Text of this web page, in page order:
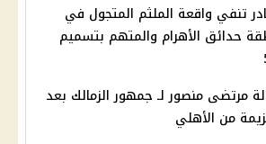
تنفي واقعة الملثم المتجول في
حدائق الأهرام والمتهم بتسميم
مرتضى منصور لـ جمهور الزمالك بعد
من الأهلي